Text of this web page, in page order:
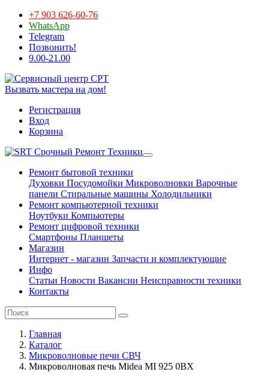
+7 903 626-60-76
WhatsApp
Telegram
Позвонить!
9.00-21.00
Вызвать мастера на дом!
Регистрация
Вход
Корзина
Срочный Ремонт Техники
Ремонт бытовой техники
Духовки Посудомойки Микроволновки Варочные
панели Стиральные машины Холодильники
Ремонт компьютерной техники
Ноутбуки Компьютеры
Ремонт цифровой техники
Смартфоны Планшеты
Магазин
Интернет - магазин Запчасти и комплектующие
Инфо
Статьи Новости Вакансии Неисправности техники
Контакты
Главная
Каталог
Микроволновые печи СВЧ
Микроволновая печь Midea MI 925 0BX